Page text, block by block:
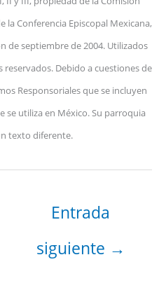
la Conferencia Episcopal Mexicana,
de septiembre de 2004. Utilizados
Debido a cuestiones de
Responsoriales que se incluyen
se utiliza en México. Su parroquia
texto diferente.
Entrada
siguiente →